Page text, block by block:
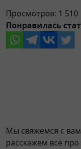
Просмотров: 1 510
Понравилась
Мы свяжемся с
расскажем всё